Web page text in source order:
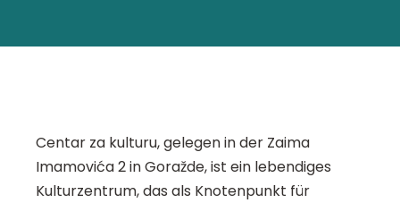
Centar za kulturu, gelegen in der Zaima
Imamovića 2 in Goražde, ist ein lebendiges
Kulturzentrum, das als Knotenpunkt für